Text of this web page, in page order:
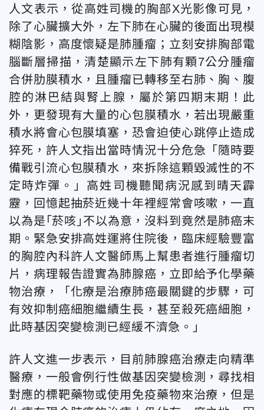
人文表示，從高姓司機的胸部X光影像可見，
除了心臟擴大外，左下肺在心臟的後面出現模
糊陰影，高度懷疑是肺腫瘤；立刻安排胸部電
腦斷層掃描，清楚顯示左下肺有顆7公分腫瘤
合併肋膜積水，且腫瘤已轉移至右肺、胸、腹
腔的淋巴結與腎上腺，屬於第四期末期！此
外，更發現有大量的心包膜積水，若出現嚴重
積水將會心包膜填塞，恐會迫使心跳停止造成
猝死，許人文指出當時情況十分危急「隨時要
備戰引流心包膜積水，來拆除這顆毀滅性的不
定時炸彈。」高姓司機聽聞病況感到晴天霹
靂，回憶起抽菸近幾十年裡經常會咳嗽，一直
以為是｢菸咳｣不以為意，沒料到竟然是肺癌末
期。緊急安排高姓運將住院後，臨床經驗豐富
的胸腔內科許人文醫師馬上幫患者進行腫瘤切
片，病理報告證實為肺腺癌，立即給予化學藥
物治療，「化療是治療肺癌最關鍵的步驟，可
有效抑制癌細胞繼續生長，甚至殺死癌細胞，
此時基因突變檢測已經緩不濟急。」
許人文進一步表示，目前肺腺癌治療走向精準
醫療，一般會例行性做基因突變檢測，尋找相
對應的標靶藥物或使用免疫藥物來治療，但是